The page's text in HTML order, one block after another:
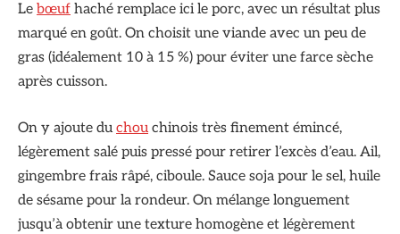
Le bœuf haché remplace ici le porc, avec un résultat plus
marqué en goût. On choisit une viande avec un peu de
gras (idéalement 10 à 15 %) pour éviter une farce sèche
après cuisson.
On y ajoute du chou chinois très finement émincé,
légèrement salé puis pressé pour retirer l’excès d’eau. Ail,
gingembre frais râpé, ciboule. Sauce soja pour le sel, huile
de sésame pour la rondeur. On mélange longuement
jusqu’à obtenir une texture homogène et légèrement